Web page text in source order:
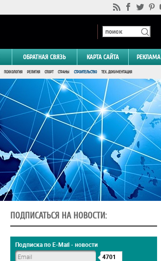
ОБРАТНАЯ СВЯЗЬ КАРТА САЙТА РЕКЛАМА
ПСИХОЛОГИЯ РЕЛИГИЯ СПОРТ СТРАНЫ СТРОИТЕЛЬСТВО ТЕХ. ДОКУМЕНТАЦИЯ
ПОДПИСАТЬСЯ НА НОВОСТИ:
Подписка по E-Mail - новости
4701